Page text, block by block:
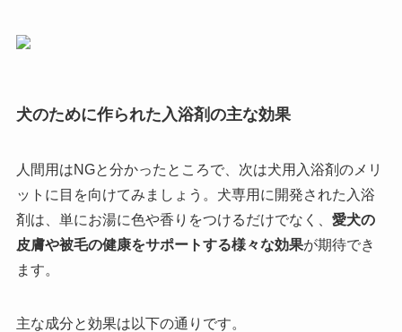
犬のために作られた入浴剤の主な効果
人間用はNGと分かったところで、次は犬用入浴剤のメリ
ットに目を向けてみましょう。犬専用に開発された入浴
剤は、単にお湯に色や香りをつけるだけでなく、 愛犬の
皮膚や被毛の健康をサポートする様々な効果が期待でき
ます。
主な成分と効果は以下の通りです。